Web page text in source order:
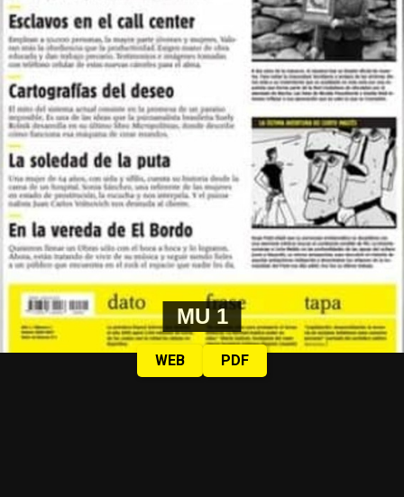
Las mujeres de Córdoba ganando las calles, pese a la lluvia, y pese a
todo.Fotos: Nany Palazzini /lavaca.org
MU 1
WEB PDF